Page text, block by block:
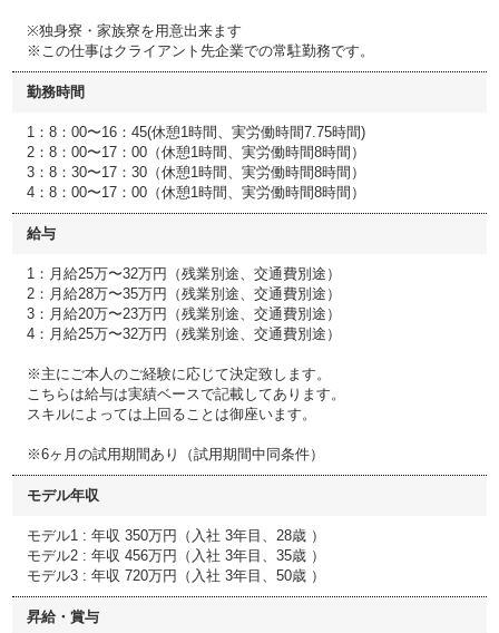
※独身寮・家族寮を用意出来ます
※この仕事はクライアント先企業での常駐勤務です。
勤務時間
1：8：00〜16：45(休憩1時間、実労働時間7.75時間)
2：8：00〜17：00（休憩1時間、実労働時間8時間）
3：8：30〜17：30（休憩1時間、実労働時間8時間）
4：8：00〜17：00（休憩1時間、実労働時間8時間）
給与
1：月給25万〜32万円（残業別途、交通費別途）
2：月給28万〜35万円（残業別途、交通費別途）
3：月給20万〜23万円（残業別途、交通費別途）
4：月給25万〜32万円（残業別途、交通費別途）
※主にご本人のご経験に応じて決定致します。
こちらは給与は実績ベースで記載してあります。
スキルによっては上回ることは御座います。
※6ヶ月の試用期間あり（試用期間中同条件）
モデル年収
モデル1 : 年収 350万円（入社 3年目、28歳 ）
モデル2 : 年収 456万円（入社 3年目、35歳 ）
モデル3 : 年収 720万円（入社 3年目、50歳 ）
昇給・賞与